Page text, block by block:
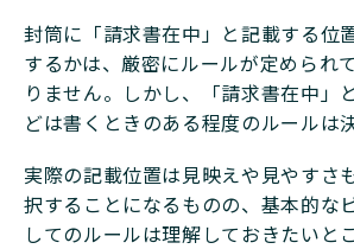
封筒に「請求書在中」と記載する位
するかは、厳密にルールが定められ
りません。しかし、「請求書在中」
どは書くときのある程度のルールは
実際の記載位置は見映えや見やすさ
択することになるものの、基本的な
してのルールは理解しておきたいと